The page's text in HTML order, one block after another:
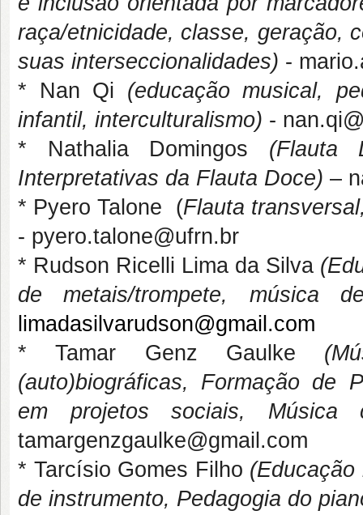
raça/etnicidade, classe, geração,
suas interseccionalidades) -
* Nan Qi (educação musical,
infantil, interculturalismo) -
* Nathalia Domingos (Flauta
Interpretativas da Flauta Doce) –
* Pyero Talone (Flauta
- pyero.talone@ufrn.br
* Rudson Ricelli Lima da Silva
de metais/trompete, música
limadasilvarudson@gmail.com
* Tamar Genz Gaulke
(auto)biográficas, Formação de
em projetos sociais,
tamargenzgaulke@gmail.com
* Tarcísio Gomes Filho
de instrumento, Pedagogia do